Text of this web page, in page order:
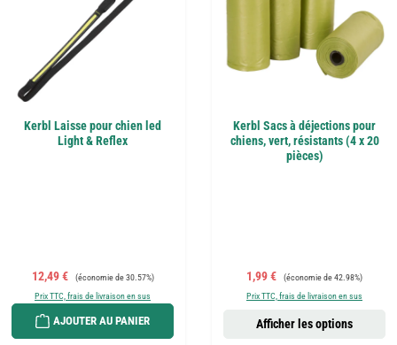
Kerbl Laisse pour chien led
Light & Reflex
Prix de vente :
12,49 € Prix régulier :
(économie de 30.57%)
Prix TTC, frais de livraison en sus
AJOUTER AU PANIER
Kerbl Sacs à déjections pour
chiens, vert, résistants (4 x 20
pièces)
Prix de vente :
1,99 € Prix régulier :
(économie de 42.98%)
Prix TTC, frais de livraison en sus
Afficher les options